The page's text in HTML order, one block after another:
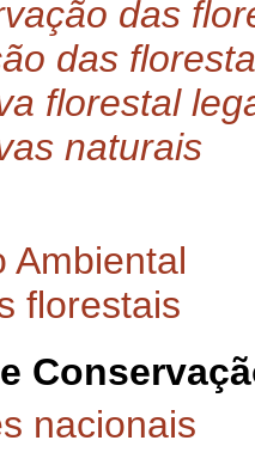
das
das
florestal
naturais
Ambiental
florestais
nacionais